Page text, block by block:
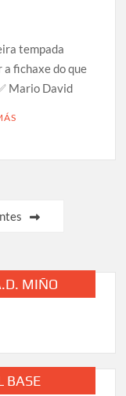
tempada
fichaxe do que
Mario David
MIÑO
BASE